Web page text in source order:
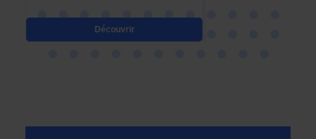
Découvrir